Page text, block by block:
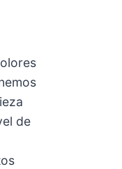
de